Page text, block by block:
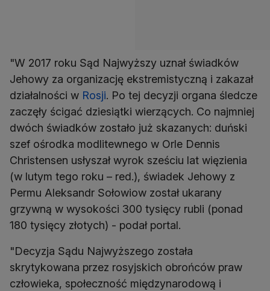
"W 2017 roku Sąd Najwyższy uznał świadków
Jehowy za organizację ekstremistyczną i zakazał
działalności w Rosji. Po tej decyzji organa śledcze
zaczęły ścigać dziesiątki wierzących. Co najmniej
dwóch świadków zostało już skazanych: duński
szef ośrodka modlitewnego w Orle Dennis
Christensen usłyszał wyrok sześciu lat więzienia
(w lutym tego roku – red.), świadek Jehowy z
Permu Aleksandr Sołowiow został ukarany
grzywną w wysokości 300 tysięcy rubli (ponad
180 tysięcy złotych) - podał portal.
"Decyzja Sądu Najwyższego została
skrytykowana przez rosyjskich obrońców praw
człowieka, społeczność międzynarodową i